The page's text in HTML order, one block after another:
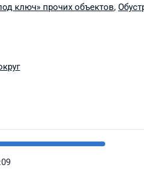
ключ» прочих объектов,